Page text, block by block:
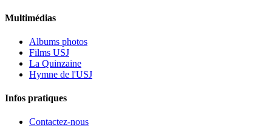
Multimédias
Albums photos
Films USJ
La Quinzaine
Hymne de l'USJ
Infos pratiques
Contactez-nous